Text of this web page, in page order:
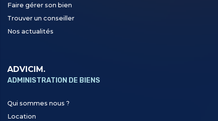
Faire gérer son bien
Trouver un conseiller
Nos actualités
ADVICIM.
ADMINISTRATION DE BIENS
Qui sommes nous ?
Location